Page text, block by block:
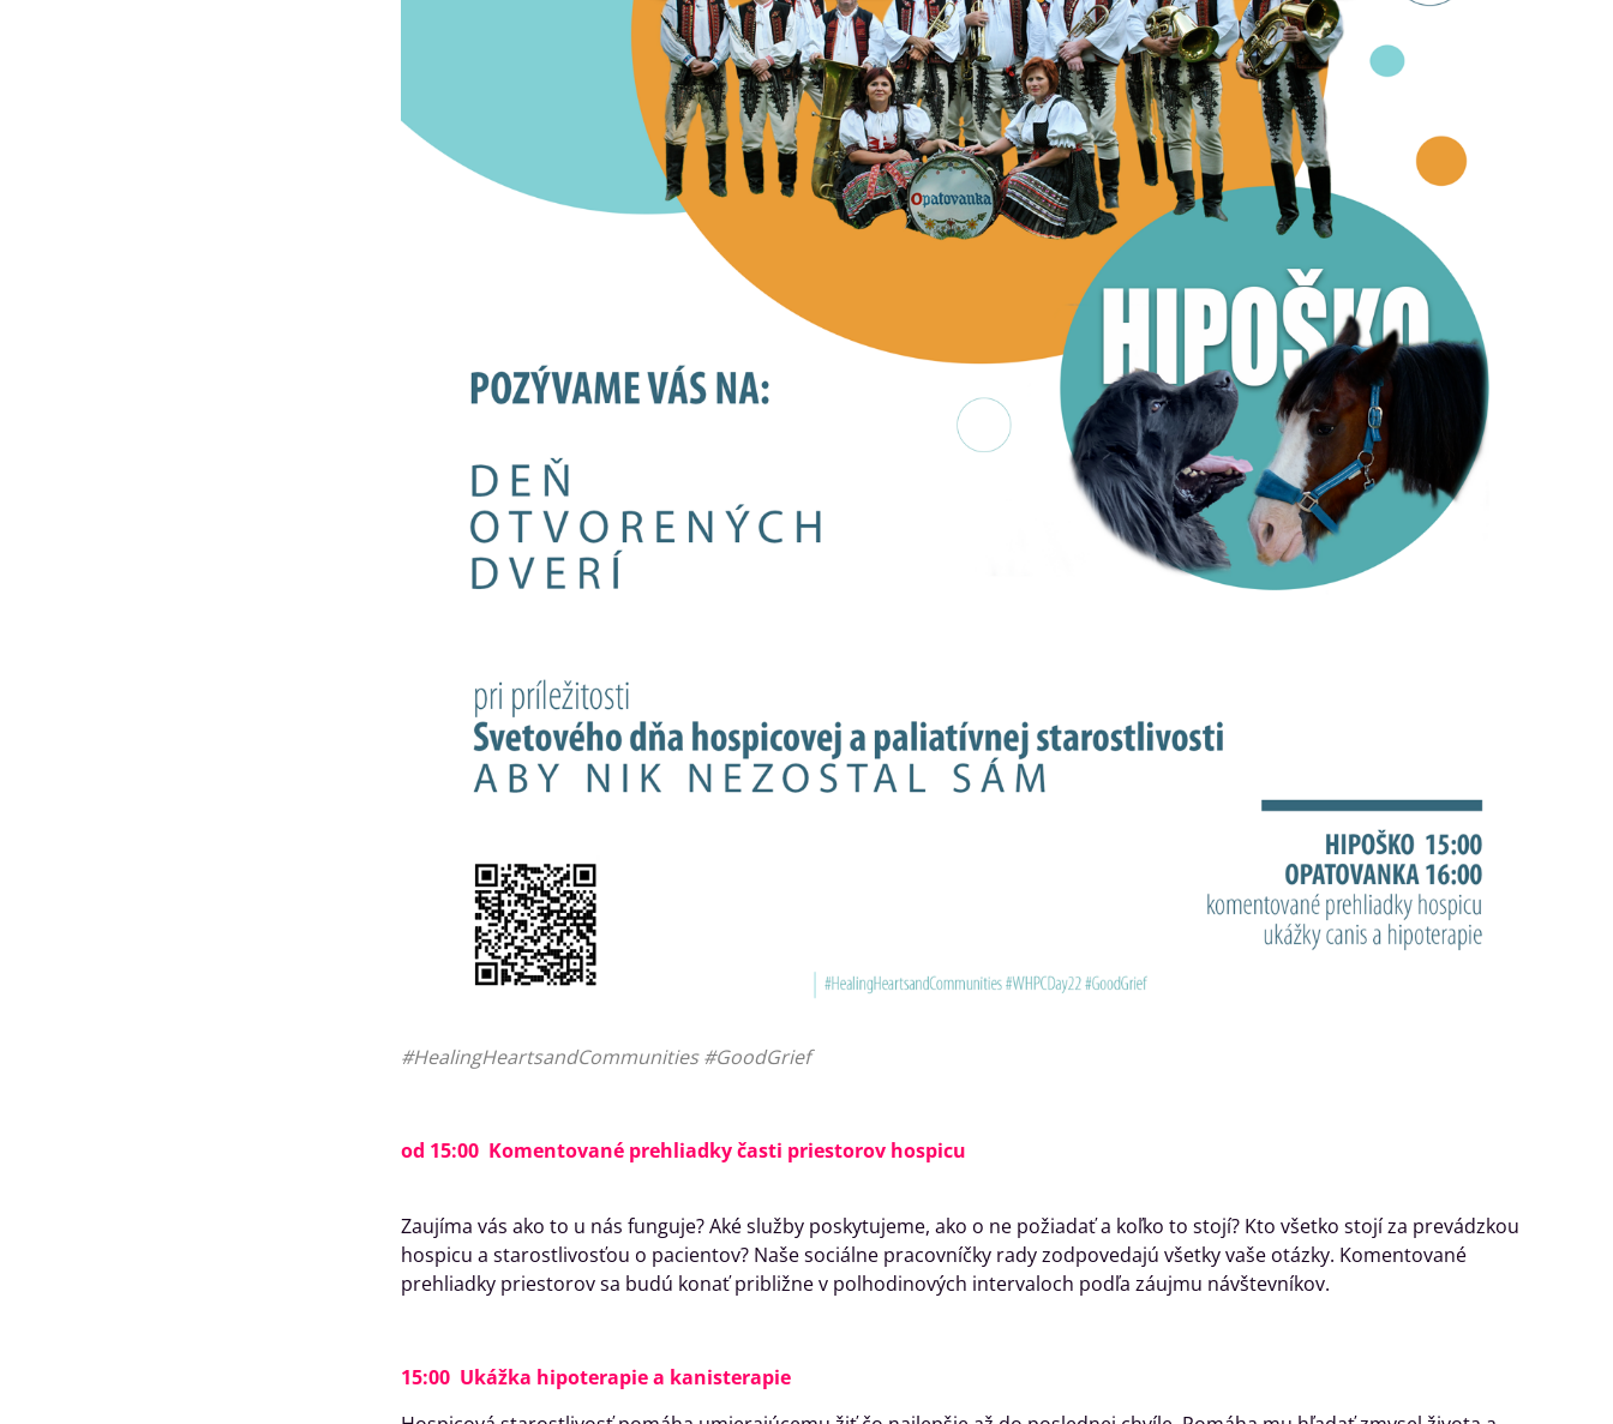
#HealingHeartsandCommunities #GoodGrief
od 15:00 Komentované prehliadky časti priestorov hospicu
Zaujíma vás ako to u nás funguje? Aké služby poskytujeme, ako o ne požiadať a koľko to stojí? Kto všetko stojí za prevádzkou
hospicu a starostlivosťou o pacientov? Naše sociálne pracovníčky rady zodpovedajú všetky vaše otázky. Komentované
prehliadky priestorov sa budú konať približne v polhodinových intervaloch podľa záujmu návštevníkov.
15:00 Ukážka hipoterapie a kanisterapie